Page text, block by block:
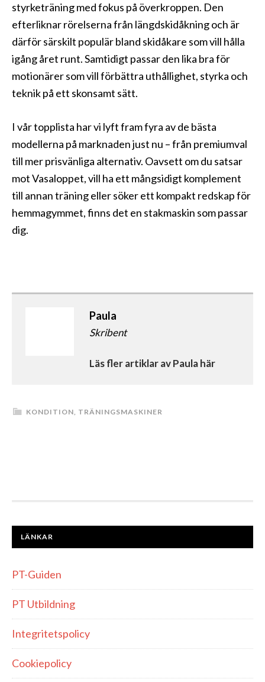
styrketräning med fokus på överkroppen. Den
efterliknar rörelserna från längdskidåkning och är
därför särskilt populär bland skidåkare som vill hålla
igång året runt. Samtidigt passar den lika bra för
motionärer som vill förbättra uthållighet, styrka och
teknik på ett skonsamt sätt.
I vår topplista har vi lyft fram fyra av de bästa
modellerna på marknaden just nu – från premiumval
till mer prisvänliga alternativ. Oavsett om du satsar
mot Vasaloppet, vill ha ett mångsidigt komplement
till annan träning eller söker ett kompakt redskap för
hemmagymmet, finns det en stakmaskin som passar
dig.
Paula
Skribent
Läs fler artiklar av Paula här
KONDITION TRÄNINGSMASKINER
FOOTER
LÄNKAR
PT-Guiden
PT Utbildning
Integritetspolicy
Cookiepolicy